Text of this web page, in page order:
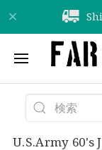
U.S.Army 60's